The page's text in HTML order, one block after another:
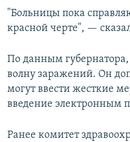
"Больницы пока
красной черте", —
По данным
волну заражений. Он
могут ввести жесткие
введение электронным
Ранее комитет